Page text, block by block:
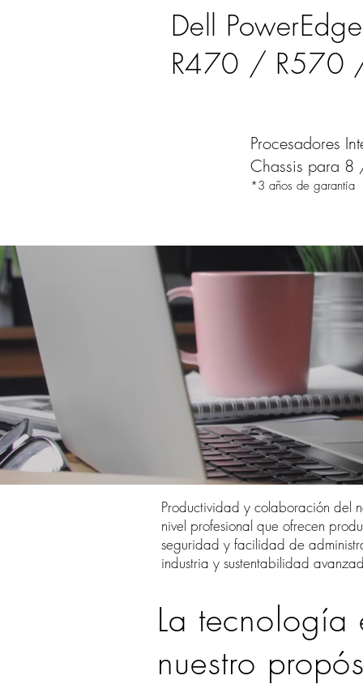
Dell PowerEdge
R470 / R570
Procesadores
​Chassis para
*3 años de garantía
Productividad y colaboración del
nivel profesional que ofrecen
seguridad y facilidad de
industria y sustentabilidad
La tecnología
nuestro